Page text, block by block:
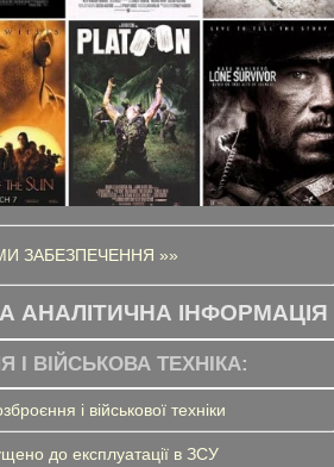
ЗАБЕЗПЕЧЕННЯ »»
АНАЛІТИЧНА ІНФОРМАЦІЯ
І ВІЙСЬКОВА ТЕХНІКА:
і військової техніки
до експлуатації в ЗСУ